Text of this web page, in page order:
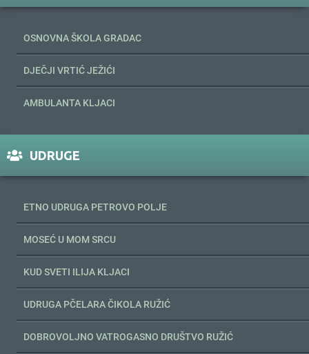
OSNOVNA ŠKOLA GRADAC
DJEČJI VRTIĆ JEŽIĆI
AMBULANTA KLJACI
UDRUGE
ETNO UDRUGA PETROVO POLJE
MOSEĆ U MOM SRCU
KUD SVETI ILIJA KLJACI
UDRUGA PČELARA ČIKOLA RUŽIĆ
DOBROVOLJNO VATROGASNO DRUŠTVO RUŽIĆ